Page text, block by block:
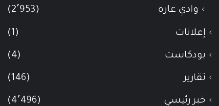
وادي عاره (2٬953)
إعلانات (1)
بودكاست (4)
تقارير (146)
خبر رئيسي (4٬496)